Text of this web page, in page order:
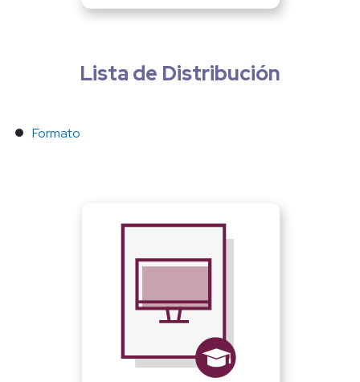
Lista de Distribución
Formato